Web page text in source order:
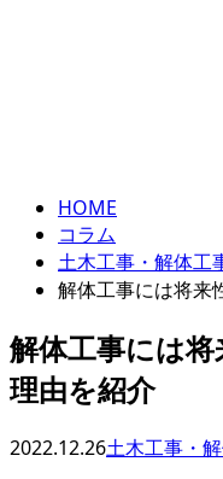
HOME
コラム
土木工事・解体工
解体工事には将来
解体工事には
理由を紹介
2022.12.26土木工事・